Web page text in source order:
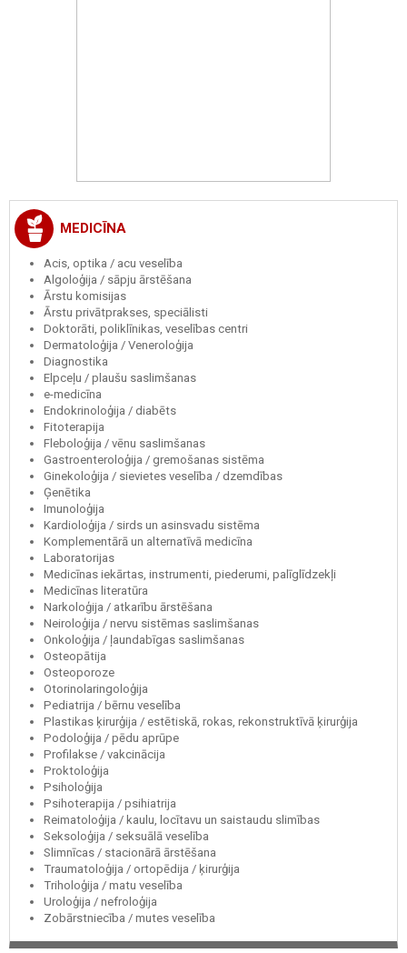
MEDICĪNA
Acis, optika / acu veselība
Algoloģija / sāpju ārstēšana
Ārstu komisijas
Ārstu privātprakses, speciālisti
Doktorāti, poliklīnikas, veselības centri
Dermatoloģija / Veneroloģija
Diagnostika
Elpceļu / plaušu saslimšanas
e-medicīna
Endokrinoloģija / diabēts
Fitoterapija
Fleboloģija / vēnu saslimšanas
Gastroenteroloģija / gremošanas sistēma
Ginekoloģija / sievietes veselība / dzemdības
Ģenētika
Imunoloģija
Kardioloģija / sirds un asinsvadu sistēma
Komplementārā un alternatīvā medicīna
Laboratorijas
Medicīnas iekārtas, instrumenti, piederumi, palīglīdzekļi
Medicīnas literatūra
Narkoloģija / atkarību ārstēšana
Neiroloģija / nervu sistēmas saslimšanas
Onkoloģija / ļaundabīgas saslimšanas
Osteopātija
Osteoporoze
Otorinolaringoloģija
Pediatrija / bērnu veselība
Plastikas ķirurģija / estētiskā, rokas, rekonstruktīvā ķirurģija
Podoloģija / pēdu aprūpe
Profilakse / vakcinācija
Proktoloģija
Psiholoģija
Psihoterapija / psihiatrija
Reimatoloģija / kaulu, locītavu un saistaudu slimības
Seksoloģija / seksuālā veselība
Slimnīcas / stacionārā ārstēšana
Traumatoloģija / ortopēdija / ķirurģija
Triholoģija / matu veselība
Uroloģija / nefroloģija
Zobārstniecība / mutes veselība